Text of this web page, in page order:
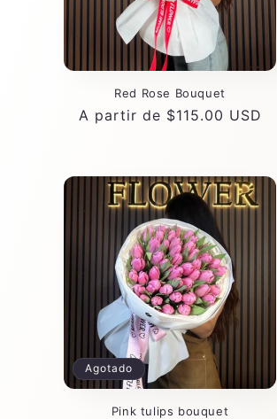
Red Rose Bouquet
Precio
A partir de $115.00 USD
Agotado
Pink tulips bouquet